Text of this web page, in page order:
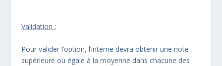
Validation :
Pour valider l’option, l’interne devra obtenir une note
supérieure ou égale à la moyenne dans chacune des